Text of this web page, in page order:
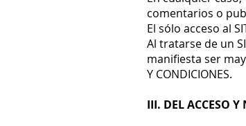
comentarios o
El sólo acceso al
Al tratarse de un
manifiesta ser
Y CONDICIONES.
III. DEL ACCESO Y